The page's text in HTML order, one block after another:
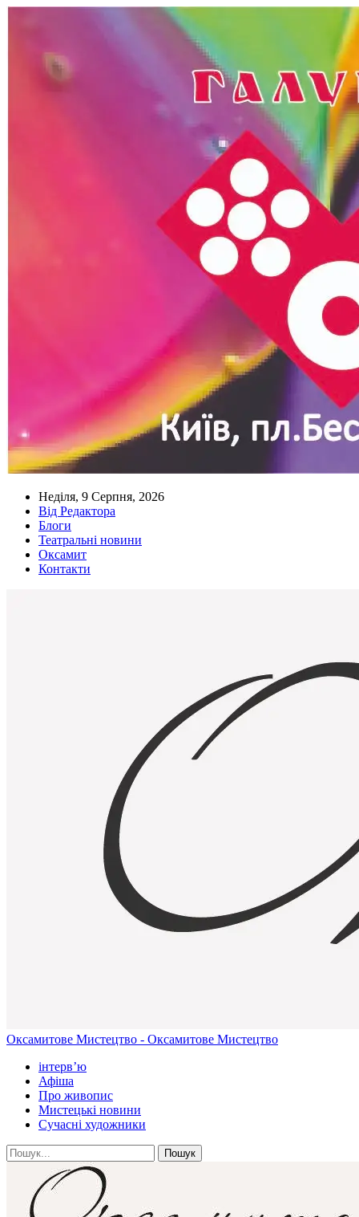
Неділя, 9 Серпня, 2026
Від Редактора
Блоги
Театральні новини
Оксамит
Контакти
Оксамитове Мистецтво - Оксамитове Мистецтво
інтерв’ю
Афіша
Про живопис
Мистецькі новини
Сучасні художники